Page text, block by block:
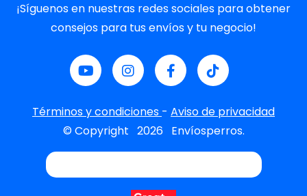
¡Síguenos en nuestras redes sociales para obtener
consejos para tus envíos y tu negocio!
Términos y condiciones - Aviso de privacidad
© Copyright 2026 Envíosperros.